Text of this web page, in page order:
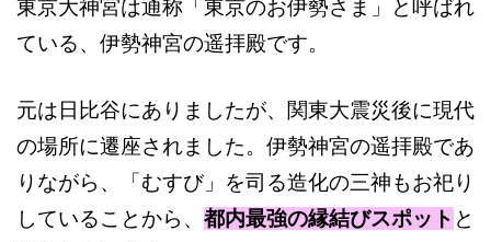
東京大神宮は通称「東京のお伊勢さま」と呼ばれ
ている、伊勢神宮の遥拝殿です。
元は日比谷にありましたが、関東大震災後に現代
の場所に遷座されました。伊勢神宮の遥拝殿であ
りながら、「むすび」を司る造化の三神もお祀り
していることから、 都内最強の縁結びスポット と